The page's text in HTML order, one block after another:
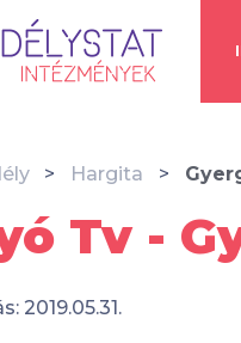
Hargita
Tv -
2019.05.31.